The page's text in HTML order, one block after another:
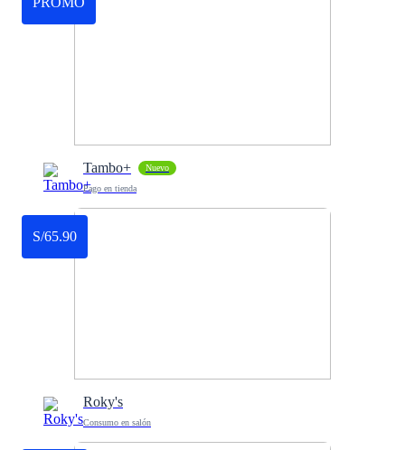
Tambo+ Nuevo
Pago en tienda
S/65.90
Roky's
Consumo en salón